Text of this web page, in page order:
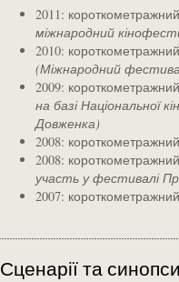
2011:
міжнародний
2010:
(Міжнародний
2009:
на базі Національної
Довженка)
2008:
2008:
участь у фестивалі
2007:
Сценарії та